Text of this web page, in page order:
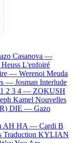
Casanova —
Heuss L'enfoiré
— Werenoi Meuda
— Josman Interlude
1 2 3 4 — ZOKUSH
Kamel Nouvelles
DIE — Gazo
AH HA — Cardi B
Traduction KYLIAN